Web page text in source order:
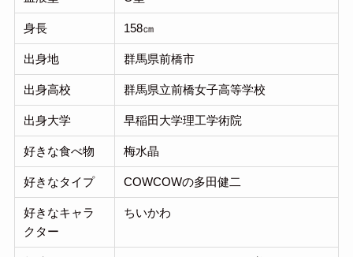
身長 158㎝
出身地 群馬県前橋市
出身高校 群馬県立前橋女子高等学校
出身大学 早稲田大学理工学術院
好きな食べ物 梅水晶
好きなタイプ COWCOWの多田健二
好きなキャラ
クター
ちいかわ